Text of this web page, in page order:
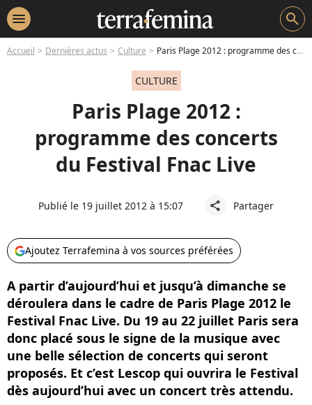
menu search
Accueil Dernières actus Culture Paris Plage 2012 : programme des concerts du Festival Fnac Live
CULTURE
Paris Plage 2012 :
programme des concerts
du Festival Fnac Live
Publié le 19 juillet 2012 à 15:07 share Partager
Ajoutez Terrafemina à vos sources préférées
A partir d’aujourd’hui et jusqu’à dimanche se
déroulera dans le cadre de Paris Plage 2012 le
Festival Fnac Live. Du 19 au 22 juillet Paris sera
donc placé sous le signe de la musique avec
une belle sélection de concerts qui seront
proposés. Et c’est Lescop qui ouvrira le Festival
dès aujourd’hui avec un concert très attendu.